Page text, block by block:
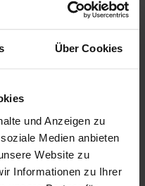
Über Cookies
und Anzeigen zu
Medien anbieten
Website zu
Informationen zu Ihrer
informiert – und kann
für die Gen Z: Strategien
2026
vs. Native Advertising: Was